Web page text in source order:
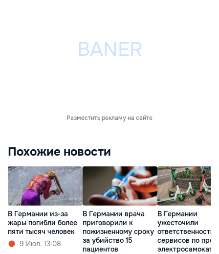
Разместить рекламу на сайте
Похожие новости
В Германии из-за
жары погибли более
пяти тысяч человек
9 Июл. 13:08
В Германии врача
приговорили к
пожизненному сроку
за убийство 15
пациентов
В Германии
ужесточили
ответственность
сервисов по